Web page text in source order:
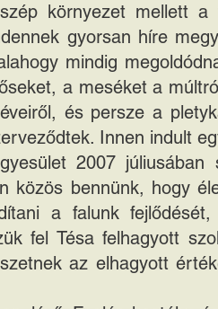
környezet mellett
gyorsan híre
mindig
a meséket a
és persze a
Innen indult
2007
közös bennünk, hogy
a falunk
fel Tésa felhagyott
az elhagyott